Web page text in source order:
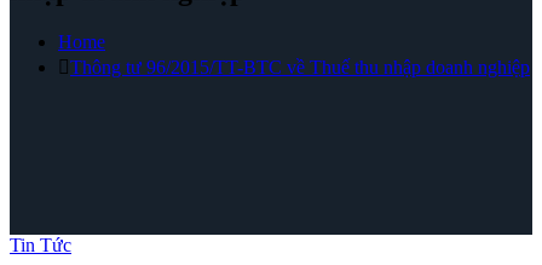
Home
Thông tư 96/2015/TT-BTC về Thuế thu nhập doanh nghiệp
Tin Tức